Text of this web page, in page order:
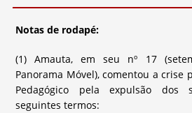
Notas de rodapé:
(1) Amauta, em seu nº 17
Panorama Móvel), comentou a
Pedagógico pela expulsão dos
seguintes termos: